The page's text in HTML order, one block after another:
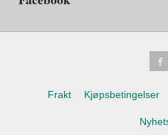
Frakt Kjøpsbetingelser